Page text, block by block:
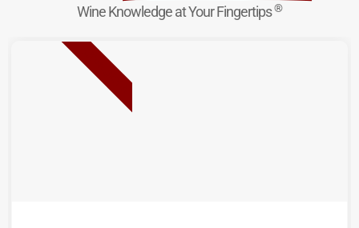
Wine Knowledge at Your Fingertips®
NUOVA USCITA